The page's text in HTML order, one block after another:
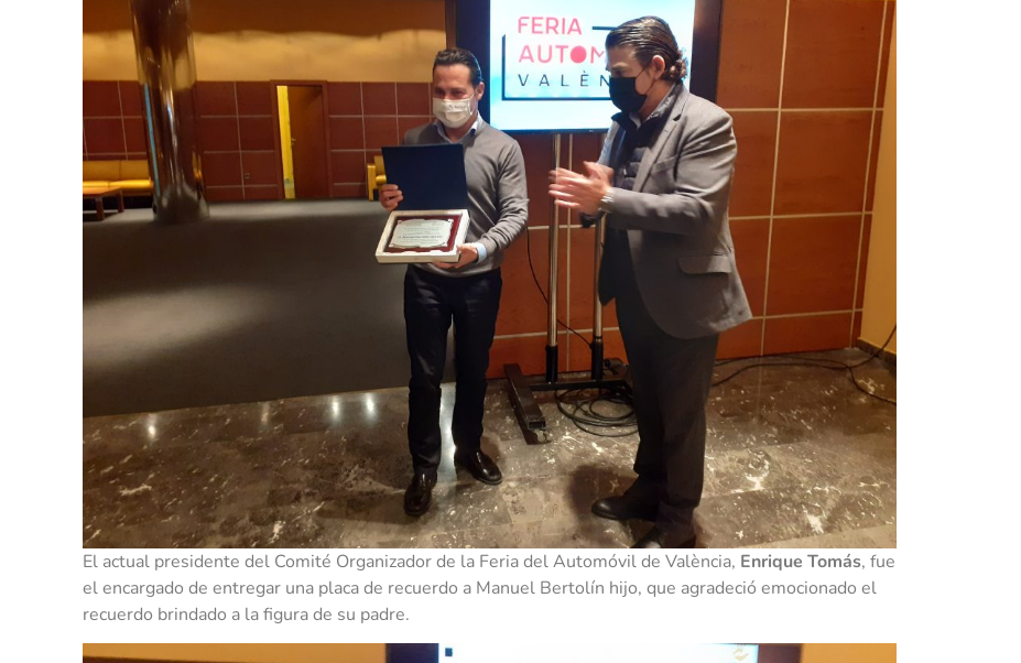
El actual presidente del Comité Organizador de la Feria del Automóvil de València, Enrique Tomás, fue
el encargado de entregar una placa de recuerdo a Manuel Bertolín hijo, que agradeció emocionado el
recuerdo brindado a la figura de su padre.